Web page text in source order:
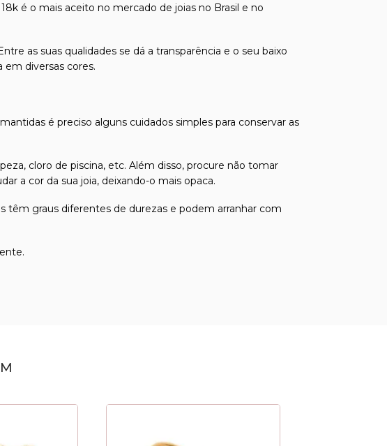
é o mais aceito no mercado de joias no Brasil e no
as suas qualidades se dá a transparência e o seu baixo
diversas cores.
é preciso alguns cuidados simples para conservar as
cloro de piscina, etc. Além disso, procure não tomar
a cor da sua joia, deixando-o mais opaca.
têm graus diferentes de durezas e podem arranhar com